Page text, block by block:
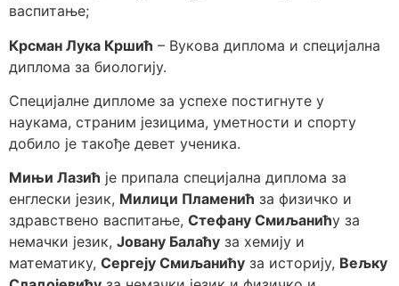
васпитање;
Крсман Лука Кршић – Вукова диплома и специјална
диплома за биологију.
Специјалне дипломе за успехе постигнуте у
наукама, страним језицима, уметности и спорту
добило је такође девет ученика.
Мињи Лазић је припала специјална диплома за
енглески језик, Милици Пламенић за физичко и
здравствено васпитање, Стефану Смиљанићу за
немачки језик, Јовану Балаћу за хемију и
математику, Сергеју Смиљанићу за историју, Вељку